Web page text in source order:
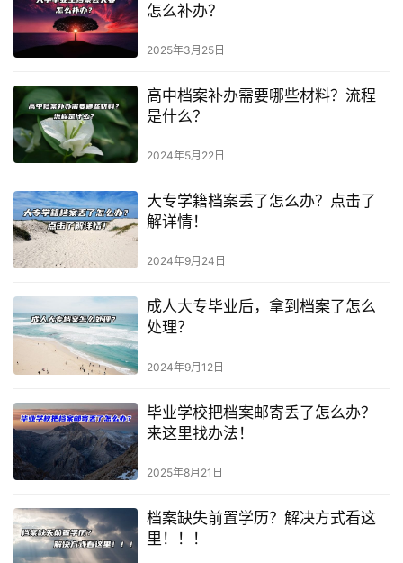
怎么补办？
2025年3月25日
高中档案补办需要哪些材料？流程
是什么？
2024年5月22日
大专学籍档案丢了怎么办？点击了
解详情！
2024年9月24日
成人大专毕业后，拿到档案了怎么
处理？
2024年9月12日
毕业学校把档案邮寄丢了怎么办？
来这里找办法！
2025年8月21日
档案缺失前置学历？解决方式看这
里！！！